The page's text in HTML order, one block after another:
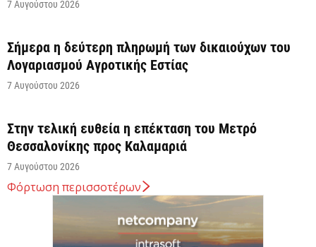
7 Αυγούστου 2026
Σήμερα η δεύτερη πληρωμή των δικαιούχων του
Λογαριασμού Αγροτικής Εστίας
7 Αυγούστου 2026
Στην τελική ευθεία η επέκταση του Μετρό
Θεσσαλονίκης προς Καλαμαριά
7 Αυγούστου 2026
Κ. Χατζηδάκης: Στον κάλαθο των αχρήστων οι
αμφισβητήσεις για το καλώδιο της ηλεκτρικής
Φόρτωση περισσοτέρων